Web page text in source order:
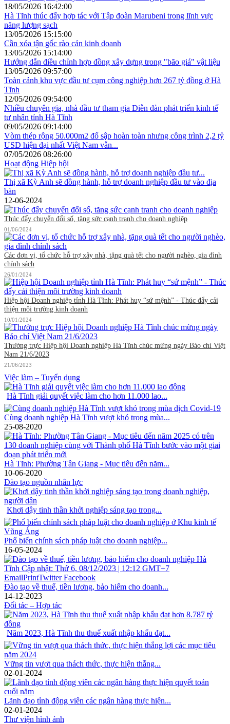
18/05/2026 16:42:00
Hà Tĩnh thúc đẩy hợp tác với Tập đoàn Marubeni trong lĩnh vực
năng lượng sạch
13/05/2026 15:15:00
Cần xóa tận gốc rào cản kinh doanh
13/05/2026 15:14:00
Hướng dẫn điều chỉnh hợp đồng xây dựng trong "bão giá" vật liệu
13/05/2026 09:57:00
Toàn cảnh khu vực đầu tư cụm công nghiệp hơn 267 tỷ đồng ở Hà
Tĩnh
12/05/2026 09:54:00
Nhiều chuyên gia, nhà đầu tư tham gia Diễn đàn phát triển kinh tế
tư nhân tỉnh Hà Tĩnh
09/05/2026 09:14:00
Vòm thép rộng 50.000m2 đổ sập hoàn toàn nhưng công trình 2,2 tỷ
USD hiện đại nhất Việt Nam vẫn...
07/05/2026 08:26:00
Hoạt động Hiệp hội
Thị xã Kỳ Anh sẽ đồng hành, hỗ trợ doanh nghiệp đầu tư vào địa
bàn
12-06-2024
Thúc đẩy chuyển đổi số, tăng sức cạnh tranh cho doanh nghiệp
01/06/2024
Các đơn vị, tổ chức hỗ trợ xây nhà, tặng quà tết cho người nghèo, gia đình
chính sách
26/01/2024
Hiệp hội Doanh nghiệp tỉnh Hà Tĩnh: Phát huy “sứ mệnh” - Thúc đẩy cải
thiện môi trường kinh doanh
10/01/2024
Thường trực Hiệp hội Doanh nghiệp Hà Tĩnh chúc mừng ngày Báo chí Việt
Nam 21/6/2023
21/06/2023
Việc làm – Tuyển dụng
Hà Tĩnh giải quyết việc làm cho hơn 11.000 lao...
Cùng doanh nghiệp Hà Tĩnh vượt khó trong mùa...
25-08-2020
Hà Tĩnh: Phường Tân Giang - Mục tiêu đến năm...
10-06-2020
Đào tạo nguồn nhân lực
Khơi dậy tinh thần khởi nghiệp sáng tạo trong...
Phổ biến chính sách pháp luật cho doanh nghiệp...
16-05-2024
Đào tạo về thuế, tiền lương, bảo hiểm cho doanh...
14-12-2023
Đối tác – Hợp tác
Năm 2023, Hà Tĩnh thu thuế xuất nhập khẩu đạt...
Vững tin vượt qua thách thức, thực hiện thắng...
02-01-2024
Lãnh đạo tỉnh động viên các ngân hàng thực hiện...
02-01-2024
Thư viện hình ảnh